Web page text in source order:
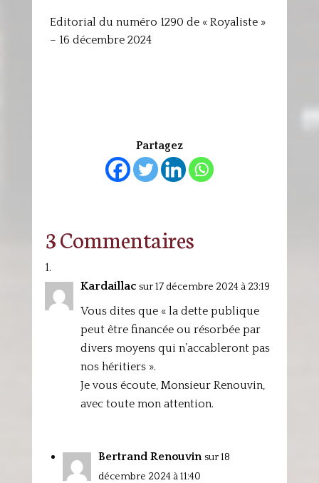
Editorial du numéro 1290 de « Royaliste »
– 16 décembre 2024
Partagez
3 Commentaires
Kardaillac sur 17 décembre 2024 à 23:19
Vous dites que « la dette publique
peut être financée ou résorbée par
divers moyens qui n’accableront pas
nos héritiers ».
Je vous écoute, Monsieur Renouvin,
avec toute mon attention.
Bertrand Renouvin sur 18
décembre 2024 à 11:40